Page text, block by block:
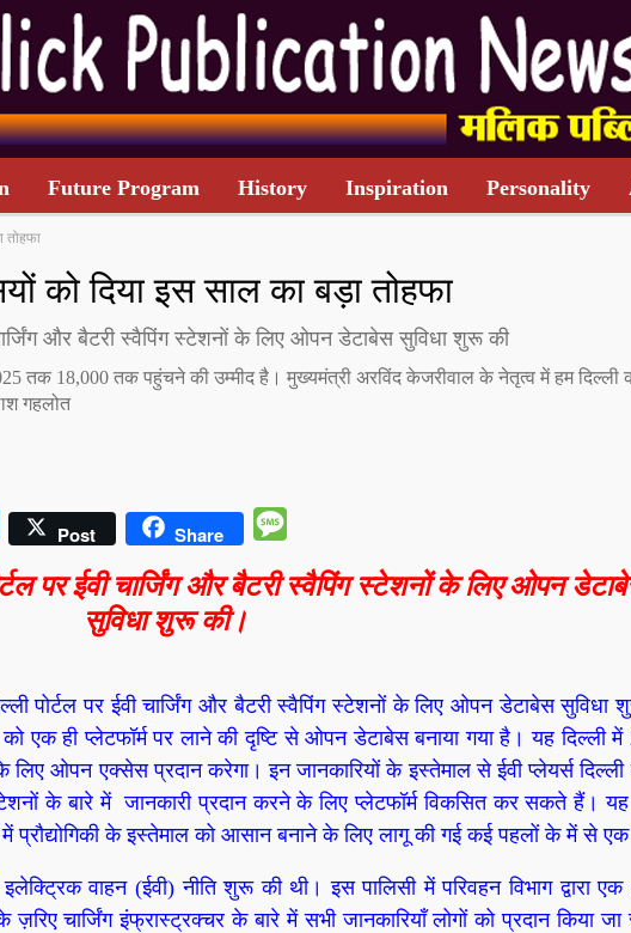
Future Program History Inspiration Personality
तोहफा
को दिया इस साल का बड़ा तोहफा
और बैटरी स्वैपिंग स्टेशनों के लिए ओपन डेटाबेस सुविधा शुरू की
तक 18,000 तक पहुंचने की उम्मीद है। मुख्यमंत्री अरविंद केजरीवाल के नेतृत्व में हम दिल्ली
गहलोत
FacebookPost Share
पर ईवी चार्जिंग और बैटरी स्वैपिंग स्टेशनों के लिए ओपन
सुविधा शुरू की।
पोर्टल पर ईवी चार्जिंग और बैटरी स्वैपिंग स्टेशनों के लिए ओपन डेटाबेस सुविधा
एक ही प्लेटफॉर्म पर लाने की दृष्टि से ओपन डेटाबेस बनाया गया है। यह दिल्ली में
लिए ओपन एक्सेस प्रदान करेगा। इन जानकारियों के इस्तेमाल से ईवी प्लेयर्स दिल्ली
के बारे में जानकारी प्रदान करने के लिए प्लेटफॉर्म विकसित कर सकते हैं।
में प्रौद्योगिकी के इस्तेमाल को आसान बनाने के लिए लागू की गई कई पहलों के में से
वाहन (ईवी) नीति शुरू की थी। इस पालिसी में परिवहन विभाग द्वारा
चार्जिंग इंफ्रास्ट्रक्चर के बारे में सभी जानकारियाँ लोगों को प्रदान किया